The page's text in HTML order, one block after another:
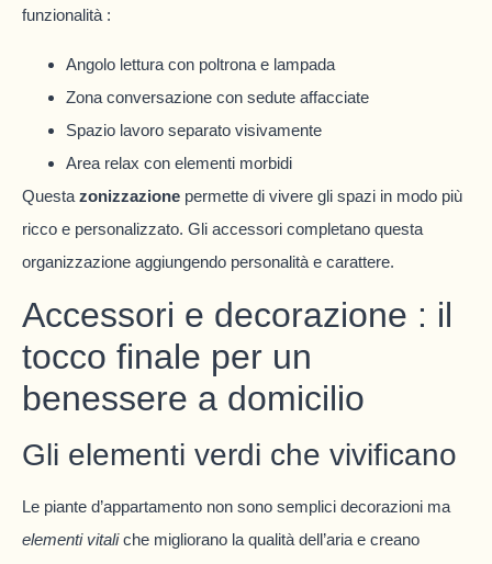
funzionalità :
Angolo lettura con poltrona e lampada
Zona conversazione con sedute affacciate
Spazio lavoro separato visivamente
Area relax con elementi morbidi
Questa zonizzazione permette di vivere gli spazi in modo più
ricco e personalizzato. Gli accessori completano questa
organizzazione aggiungendo personalità e carattere.
Accessori e decorazione : il
tocco finale per un
benessere a domicilio
Gli elementi verdi che vivificano
Le piante d’appartamento non sono semplici decorazioni ma
elementi vitaliche migliorano la qualità dell’aria e creano